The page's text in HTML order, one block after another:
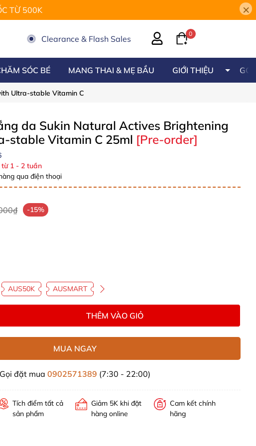
TỪ 500K ×
Clearance & Flash Sales
0
SÓC BÉ MANG THAI & MẸ BẦU GIỚI THIỆU
Ultra-stable Vitamin C
da Sukin Natural Actives Brightening
stable Vitamin C 25ml [Pre-order]
1 - 2 tuần
qua điện thoại
-15%
AUS50K AUSMART
THÊM VÀO GIỎ
MUA NGAY
Gọi đặt mua0902571389 (7:30 - 22:00)
Tích điểm tất cả
sản phẩm
Giảm 5K khi đặt
hàng online
Cam kết chính
hãng